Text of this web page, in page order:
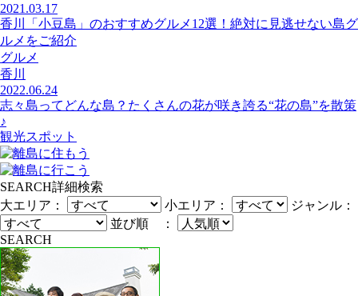
2021.03.17
香川「小豆島」のおすすめグルメ12選！絶対に見逃せない島グ
ルメをご紹介
グルメ
香川
2022.06.24
志々島ってどんな島？たくさんの花が咲き誇る“花の島”を散策
♪
観光スポット
SEARCH詳細検索
大エリア：
小エリア：
ジャンル：
並び順 ：
SEARCH